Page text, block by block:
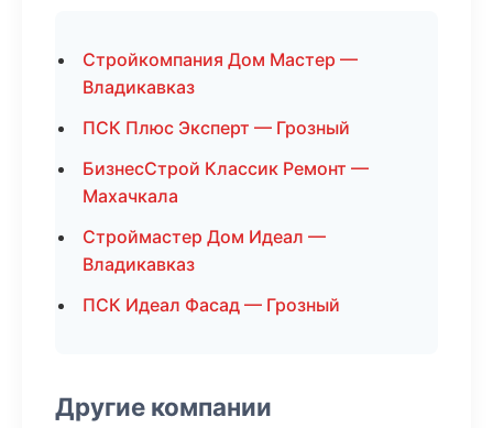
Стройкомпания Дом Мастер —
Владикавказ
ПСК Плюс Эксперт — Грозный
БизнесСтрой Классик Ремонт —
Махачкала
Строймастер Дом Идеал —
Владикавказ
ПСК Идеал Фасад — Грозный
Другие компании